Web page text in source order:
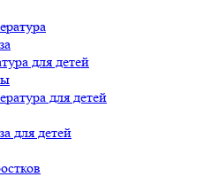
для детей
для детей
для детей